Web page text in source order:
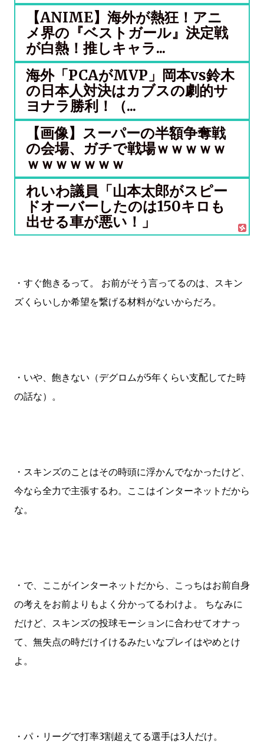
【ANIME】海外が熱狂！アニ
メ界の『ベストガール』決定戦
が白熱！推しキャラ...
海外「PCAがMVP」岡本vs鈴木
の日本人対決はカブスの劇的サ
ヨナラ勝利！（...
【画像】スーパーの半額争奪戦
の会場、ガチで戦場ｗｗｗｗｗ
ｗｗｗｗｗｗｗ
れいわ議員「山本太郎がスピー
ドオーバーしたのは150キロも
出せる車が悪い！」
・すぐ飽きるって。 お前がそう言ってるのは、スキン
ズくらいしか希望を繋げる材料がないからだろ。
・いや、飽きない（デグロムが5年くらい支配してた時
の話な）。
・スキンズのことはその時頭に浮かんでなかったけど、
今なら全力で主張するわ。ここはインターネットだから
な。
・で、ここがインターネットだから、こっちはお前自身
の考えをお前よりもよく分かってるわけよ。 ちなみに
だけど、スキンズの投球モーションに合わせてオナっ
て、無失点の時だけイけるみたいなプレイはやめとけ
よ。
・パ・リーグで打率3割超えてる選手は3人だけ。